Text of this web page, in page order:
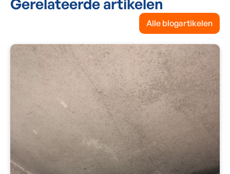
Gerelateerde artikelen
Alle blogartikelen